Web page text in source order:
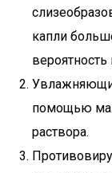
капли
помощью
раствора.